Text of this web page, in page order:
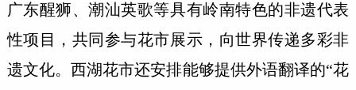
广东醒狮、潮汕英歌等具有岭南特色的非遗代表
性项目，共同参与花市展示，向世界传递多彩非
遗文化。西湖花市还安排能够提供外语翻译的“花